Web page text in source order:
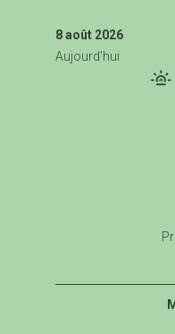
8 août 2026
Aujourd'hui